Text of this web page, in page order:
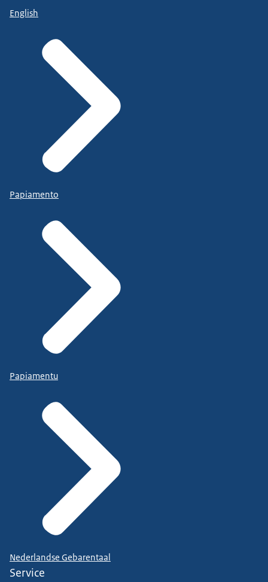
English
Papiamento
Papiamentu
Nederlandse Gebarentaal
Service